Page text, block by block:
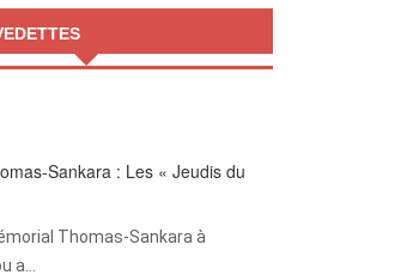
Sankara : Les « Jeudis du
Thomas-Sankara à
a…